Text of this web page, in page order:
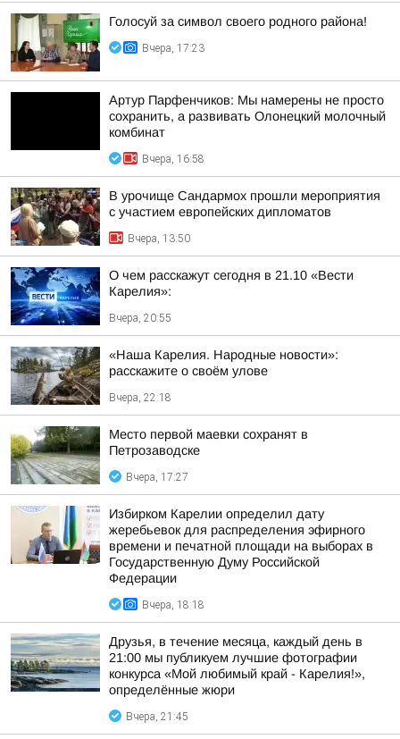
Голосуй за символ своего родного района!
Вчера, 17:23
Артур Парфенчиков: Мы намерены не просто
сохранить, а развивать Олонецкий молочный
комбинат
Вчера, 16:58
В урочище Сандармох прошли мероприятия
с участием европейских дипломатов
Вчера, 13:50
О чем расскажут сегодня в 21.10 «Вести
Карелия»:
Вчера, 20:55
«Наша Карелия. Народные новости»:
расскажите о своём улове
Вчера, 22:18
Место первой маевки сохранят в
Петрозаводске
Вчера, 17:27
Избирком Карелии определил дату
жеребьевок для распределения эфирного
времени и печатной площади на выборах в
Государственную Думу Российской
Федерации
Вчера, 18:18
Друзья, в течение месяца, каждый день в
21:00 мы публикуем лучшие фотографии
конкурса «Мой любимый край - Карелия!»,
определённые жюри
Вчера, 21:45